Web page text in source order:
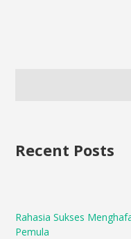
Recent Posts
Rahasia Sukses
Pemula